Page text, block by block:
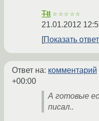
Ttt ☆☆☆☆☆
21.01.2012
Показать ответ
Ответ на: комментарий
+00:00
А готовые
писал..